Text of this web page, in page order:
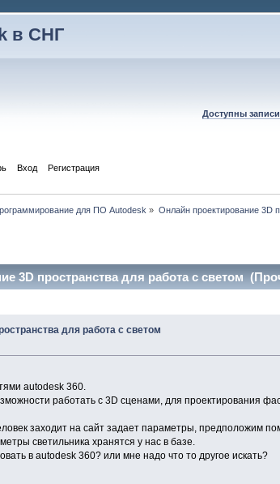
в СНГ
Доступны
Вход Регистрация
для ПО Autodesk » Онлайн проектирование 3D
3D пространства для работа с светом
для работа с светом
autodesk 360.
работать с 3D сценами, для
заходит на сайт задает параметры, предположим
светильника хранятся у нас в базе.
в autodesk 360? или мне надо что то другое искать?